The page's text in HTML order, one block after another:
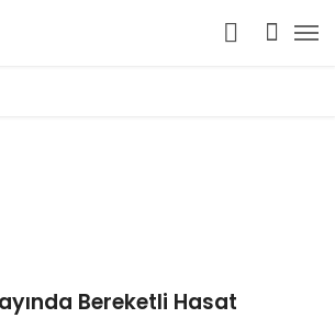
Bereketli Hasat